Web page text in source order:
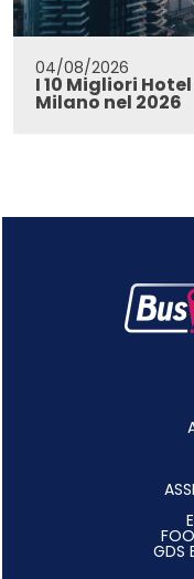
04/08/2026
I 10 Migliori
Milano nel 2026
GDS